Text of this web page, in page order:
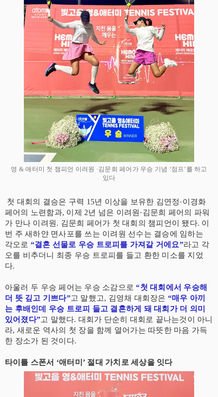
영 & 애터미 첫 챔피언 이려원 ·김문희 페어가 우승 기념 ‘점프’를 하고
있다
첫 대회의 결승은 구력 15년 이상을 보유한 김연정·이경화
페어의 노련함과, 이제 2년 넘은 이려원·김문희 페어의 파워
가 만나 이려원. 김문희 페어가 첫 대회의 챔피언이 됐다. 이
번 주 새하얀 면사포를 쓰는 이려원 선수는 결승에 임하는
각오로 “결혼 선물로 우승 트로피를 가져갈 거에요”라고 각
오를 비추더니 최종 우승 트로피를 들고 환한 미소를 지었
다.
아울러 두 우승 페어는 우승 소감으로“첫 대회에서 우승해
더 뜻 깊고 기쁘다”고 말했고, 김영채 대회장은 “매우 아끼
는 후배인데 우승 트로피 들고 결혼하게 돼 대회가 더 의미
있어졌다”고 말했다. 대회가 단순히 대회로 끝나는것이 아니
라, 새로운 역사의 첫 장을 함께 열어가는 따뜻한 마음 가득
한 장소가 된 것이다.
타이틀 스폰서 ‘애터미’ 절대 가치로 세상을 잇다